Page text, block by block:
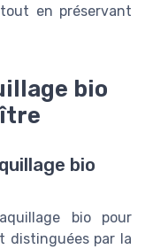
en préservant
bio
bio
bio pour
distinguées par la